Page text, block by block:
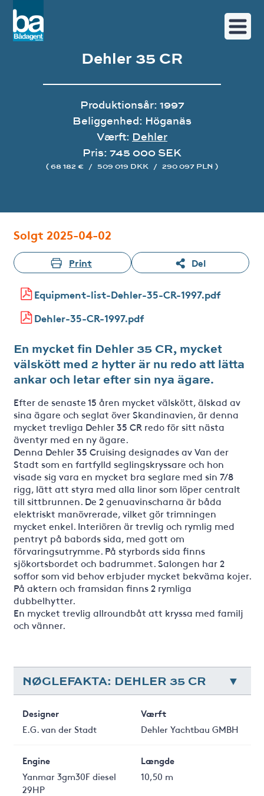
Dehler 35 CR
Produktionsår: 1997
Beliggenhed: Höganäs
Værft: Dehler
Pris: 745 000 SEK
( 68 182 € / 509 019 DKK / 290 097 PLN )
Solgt 2025-04-02
Print Del
Equipment-list-Dehler-35-CR-1997.pdf
Dehler-35-CR-1997.pdf
En mycket fin Dehler 35 CR, mycket
välskött med 2 hytter är nu redo att lätta
ankar och letar efter sin nya ägare.
Efter de senaste 15 åren mycket välskött, älskad av
sina ägare och seglat över Skandinavien, är denna
mycket trevliga Dehler 35 CR redo för sitt nästa
äventyr med en ny ägare.
Denna Dehler 35 Cruising designades av Van der
Stadt som en fartfylld seglingskryssare och hon
visade sig vara en mycket bra seglare med sin 7/8
rigg, lätt att styra med alla linor som löper centralt
till sittbrunnen. De 2 genuavinscharna är båda
elektriskt manövrerade, vilket gör trimningen
mycket enkel. Interiören är trevlig och rymlig med
pentryt på babords sida, med gott om
förvaringsutrymme. På styrbords sida finns
sjökortsbordet och badrummet. Salongen har 2
soffor som vid behov erbjuder mycket bekväma kojer.
På aktern och framsidan finns 2 rymliga
dubbelhytter.
En mycket trevlig allroundbåt att kryssa med familj
och vänner.
NØGLEFAKTA: DEHLER 35 CR
Designer
E.G. van der Stadt
Værft
Dehler Yachtbau GMBH
Engine
Yanmar 3gm30F diesel
29HP
Længde
10,50 m